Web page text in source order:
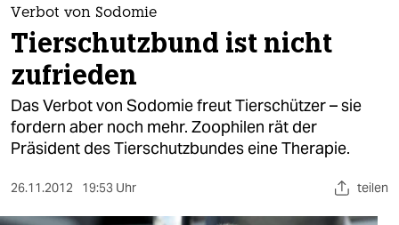
themen
politik
öko
gesellschaft
sport
Verbot von Sodomie
Tierschutzbund ist nicht
zufrieden
Das Verbot von Sodomie freut Tierschützer – sie
fordern aber noch mehr. Zoophilen rät der
Präsident des Tierschutzbundes eine Therapie.
26.11.2012 19:53 Uhr teilen